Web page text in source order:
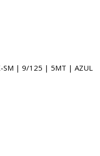
SM | 9/125 | 5MT | AZUL